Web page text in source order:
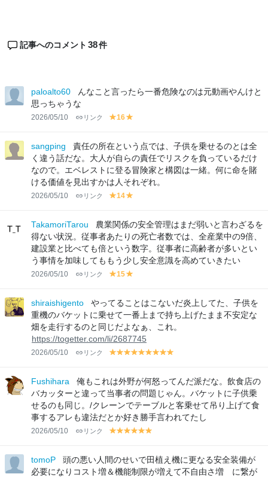
記事へのコメント 38件
paloalto60
んなこと言ったら一番危険なのは元動画やんけと
思っちゃうな
2026/05/10 リンク
y
lo
w
16
lo
w
sangping
責任の所在という点では、子供を乗せるのとは全
く違う話だな。大人が自らの責任でリスクを負っているだけ
なので。エベレストに登る冒険家と構図は一緒。何に命を賭
ける価値を見出すかは人それぞれ。
2026/05/10 リンク
y
lo
w
14
lo
w
TakamoriTarou
農業関係の安全管理はまだ弱いと言わざるを
得ない状況。従事者あたりの死亡者数では、全産業中の9倍、
建設業と比べても倍という数字。従事者に高齢者が多いとい
う事情を加味してももう少し安全意識を高めていきたい
2026/05/10 リンク
y
lo
w
15
lo
shiraishigento
やってることはこないだ炎上してた、子供を
重機のバケットに乗せて一番上まで持ち上げたまま不安定な
畑を走行するのと同じだよなぁ、これ。
https://togetter.com/li/2687745
2026/05/10 リンク
y
lo
w
y
lo
w
y
lo
w
y
lo
w
y
lo
w
y
lo
w
y
lo
w
y
w
lo
w
Fushihara
俺もこれは外野が何怒ってんだ派だな。飲食店の
バカッターと違って当事者の問題じゃん。バケットに子供乗
せるのも同じ。/クレーンでテーブルと客乗せて吊り上げて食
事するアレも違法だとか好き勝手言われてたし
2026/05/10 リンク
y
lo
w
y
lo
w
y
lo
w
y
lo
w
y
lo
w
lo
w
tomoP
頭の悪い人間のせいで田植え機に更なる安全装備が
必要になりコスト増＆機能制限が増えて不自由さ増 に繋が